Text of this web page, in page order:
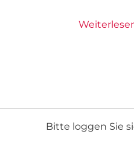
Bitte loggen Sie